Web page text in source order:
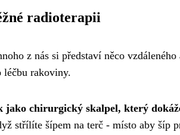
radioterapii
z nás si představí něco
léčbu rakoviny.
jako chirurgický skalpel, který
střílíte šípem na terč - místo aby šíp